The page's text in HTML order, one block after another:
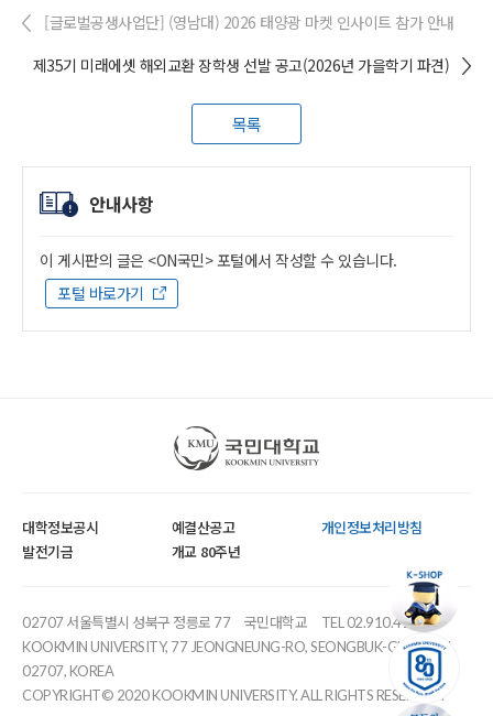
[글로벌공생사업단] (영남대) 2026 태양광 마켓 인사이트 참가 안내
제35기 미래에셋 해외교환 장학생 선발 공고(2026년 가을학기 파견)
목록
안내사항
이 게시판의 글은 <ON국민> 포털에서 작성할 수 있습니다.
포털 바로가기
국민대학교
대학정보공시 예결산공고
개인정보처리방침
발전기금
개교 80주년
02707 서울특별시 성북구 정릉로 77 국민대학교
TEL 02.910.4114
KOOKMIN UNIVERSITY, 77 JEONGNEUNG-RO, SEONGBUK-GU, SEOUL,
02707, KOREA
COPYRIGHT© 2020 KOOKMIN UNIVERSITY. ALL RIGHTS RESERVED.